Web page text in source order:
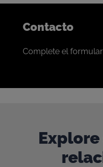
Contacto
Complete el